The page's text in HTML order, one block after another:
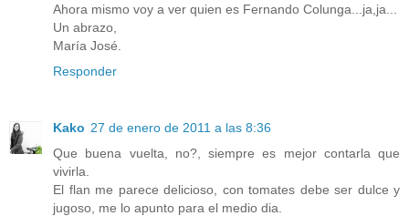
Ahora mismo voy a ver quien es Fernando Colunga...ja,ja...
Un abrazo,
María José.
Responder
Kako 27 de enero de 2011 a las 8:36
Que buena vuelta, no?, siempre es mejor contarla que
vivirla.
El flan me parece delicioso, con tomates debe ser dulce y
jugoso, me lo apunto para el medio dia.